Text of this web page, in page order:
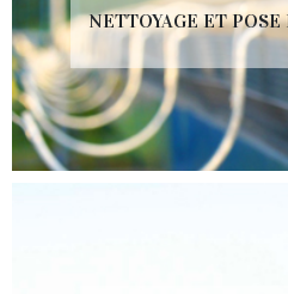
NETTOYAGE ET